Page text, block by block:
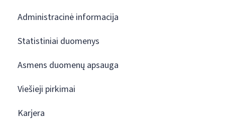
Administracinė informacija
Statistiniai duomenys
Asmens duomenų apsauga
Viešieji pirkimai
Karjera